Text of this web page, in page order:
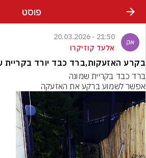
פוסט
21:50 - 20.03.2026
אלעד קוזיקרו
בקרע האזעקות,ברד כבד יורד בקריית
אפשר לשמוע ברקע את האזעקה